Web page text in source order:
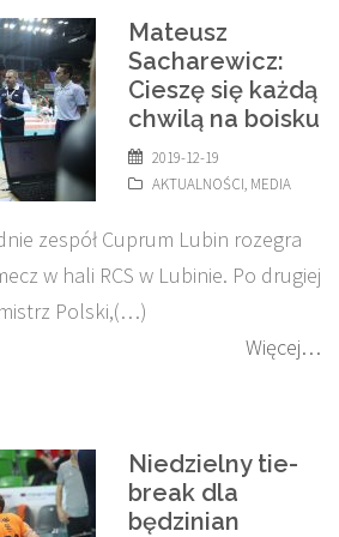
Mateusz
Sacharewicz:
Cieszę się każdą
chwilą na boisku
2019-12-19
AKTUALNOŚCI, MEDIA
zespół Cuprum Lubin rozegra
w hali RCS w Lubinie. Po drugiej
Polski,(…)
Więcej…
Niedzielny tie-
break dla
będzinian